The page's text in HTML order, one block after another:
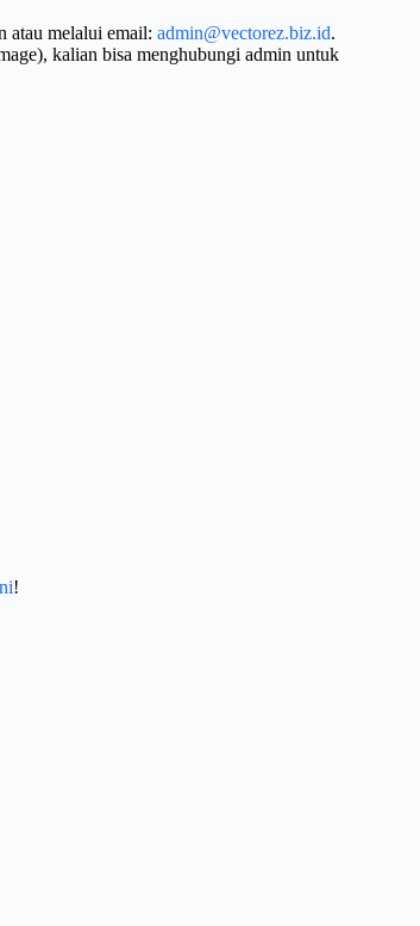
atau melalui email: admin@vectorez.biz.id.
kalian bisa menghubungi admin untuk
!